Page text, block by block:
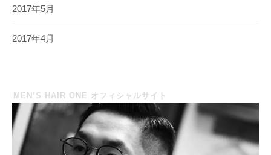
2017年5月
2017年4月
MEN’S HAIR ONE オフィシャルサイト